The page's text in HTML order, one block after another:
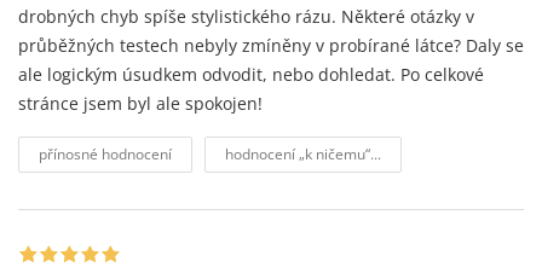
drobných chyb spíše stylistického rázu. Některé otázky v
průběžných testech nebyly zmíněny v probírané látce? Daly se
ale logickým úsudkem odvodit, nebo dohledat. Po celkové
stránce jsem byl ale spokojen!
přínosné hodnocení hodnocení „k ničemu“...